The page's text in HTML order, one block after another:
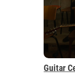
Guitar